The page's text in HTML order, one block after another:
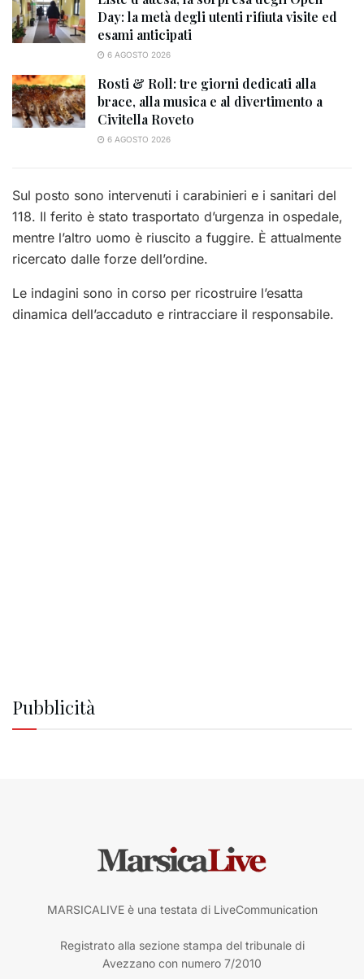
Day: la metà degli utenti rifiuta visite ed
esami anticipati
6 AGOSTO 2026
Rosti & Roll: tre giorni dedicati alla
brace, alla musica e al divertimento a
Civitella Roveto
6 AGOSTO 2026
Sul posto sono intervenuti i carabinieri e i sanitari del
118. Il ferito è stato trasportato d’urgenza in ospedale,
mentre l’altro uomo è riuscito a fuggire. È attualmente
ricercato dalle forze dell’ordine.
Le indagini sono in corso per ricostruire l’esatta
dinamica dell’accaduto e rintracciare il responsabile.
Pubblicità
MARSICALIVE è una testata di LiveCommunication
Registrato alla sezione stampa del tribunale di
Avezzano con numero 7/2010